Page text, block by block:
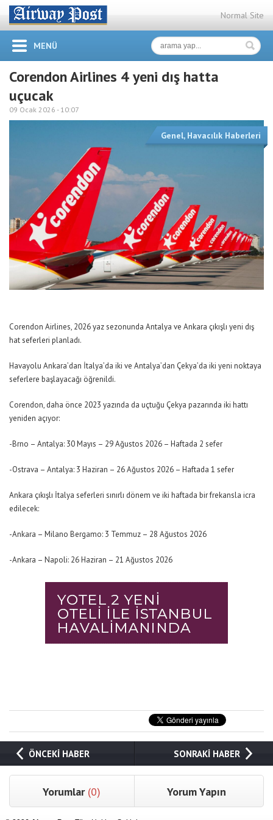
Normal Site
MENÜ
Corendon Airlines 4 yeni dış hatta
uçucak
09 Ocak 2026 - 10:07
Genel, Havacılık Haberleri
Corendon Airlines, 2026 yaz sezonunda Antalya ve Ankara çıkışlı yeni dış
hat seferleri planladı.
Havayolu Ankara’dan İtalya’da iki ve Antalya’dan Çekya’da iki yeni noktaya
seferlere başlayacağı öğrenildi.
Corendon, daha önce 2023 yazında da uçtuğu Çekya pazarında iki hattı
yeniden açıyor:
-Brno – Antalya: 30 Mayıs – 29 Ağustos 2026 – Haftada 2 sefer
-Ostrava – Antalya: 3 Haziran – 26 Ağustos 2026 – Haftada 1 sefer
Ankara çıkışlı İtalya seferleri sınırlı dönem ve iki haftada bir frekansla icra
edilecek:
-Ankara – Milano Bergamo: 3 Temmuz – 28 Ağustos 2026
-Ankara – Napoli: 26 Haziran – 21 Ağustos 2026
ÖNCEKİ HABER SONRAKİ HABER
Yorumlar (0) Yorum Yapın